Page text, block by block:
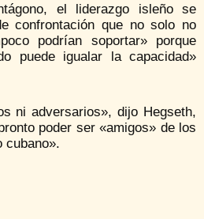
el liderazgo isleño se
confrontación que no solo no
podrían soportar» porque
puede igualar la capacidad»
ni adversarios», dijo Hegseth,
poder ser «amigos» de los
cubano».